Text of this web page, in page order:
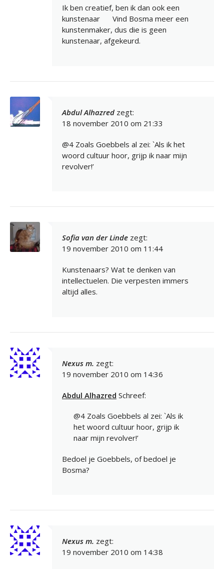
Ik ben creatief, ben ik dan ook een
kunstenaar
Vind Bosma meer een
kunstenmaker, dus die is geen
kunstenaar, afgekeurd.
Abdul Alhazred zegt:
18 november 2010 om 21:33
@4 Zoals Goebbels al zei: `Als ik het
woord cultuur hoor, grijp ik naar mijn
revolver!’
Sofia van der Linde zegt:
19 november 2010 om 11:44
Kunstenaars? Wat te denken van
intellectuelen. Die verpesten immers
altijd alles.
Nexus m. zegt:
19 november 2010 om 14:36
Abdul Alhazred Schreef:
@4 Zoals Goebbels al zei: `Als ik
het woord cultuur hoor, grijp ik
naar mijn revolver!’
Bedoel je Goebbels, of bedoel je
Bosma?
Nexus m. zegt:
19 november 2010 om 14:38